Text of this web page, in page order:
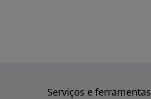
Serviços e ferramentas